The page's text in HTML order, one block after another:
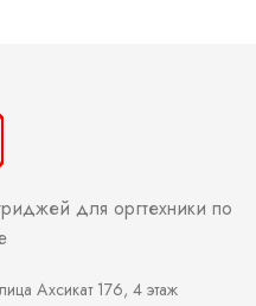
для оргтехники по
Ахсикат 176, 4 этаж